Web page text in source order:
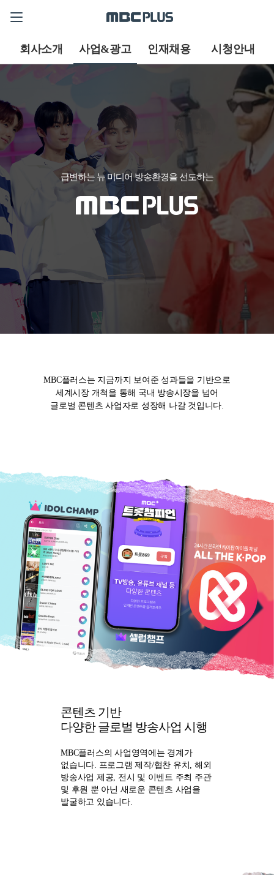
회사소개 사업&광고 인재채용 시청안내
급변하는 뉴 미디어 방송환경을 선도하는
MBC플러스는 지금까지 보여준 성과들을 기반으로
세계시장 개척을 통해 국내 방송시장을 넘어
글로벌 콘텐츠 사업자로 성장해 나갈 것입니다.
콘텐츠 기반
다양한 글로벌 방송사업 시행
MBC플러스의 사업영역에는 경계가
없습니다. 프로그램 제작/협찬 유치, 해외
방송사업 제공, 전시 및 이벤트 주최 주관
및 후원 뿐 아닌 새로운 콘텐츠 사업을
발굴하고 있습니다.